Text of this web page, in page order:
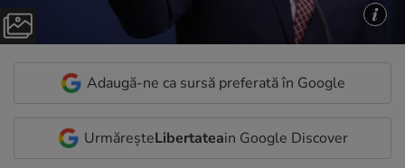
Adaugă-ne ca sursă preferată în Google
UrmăreșteLibertateain Google Discover